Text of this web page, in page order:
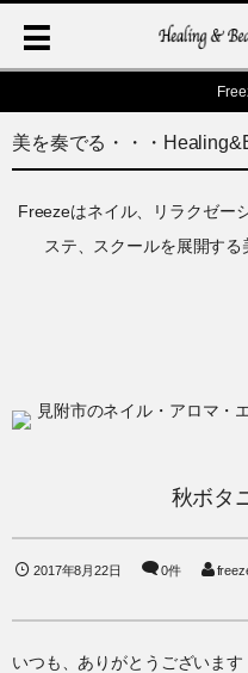
美を奏でる・・・
Freezeはネイル、リラクゼー
ステ、スクールを展開する
秋ボタ
2017年8月22日 0件
いつも、ありがとうございます